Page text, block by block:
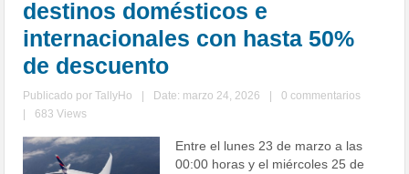
destinos domésticos e
internacionales con hasta 50%
de descuento
Publicado porTallyHo Date: marzo 24, 2026
0 commentarios
683 Views
Entre el lunes 23 de marzo a las
00:00 horas y el miércoles 25 de